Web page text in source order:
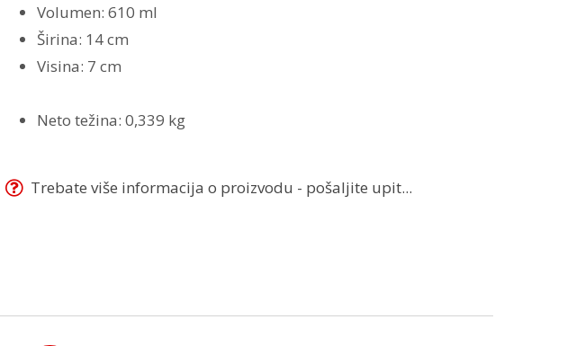
Volumen: 610 ml
Širina: 14 cm
Visina: 7 cm
Neto težina: 0,339 kg
Trebate više informacija o proizvodu - pošaljite upit...